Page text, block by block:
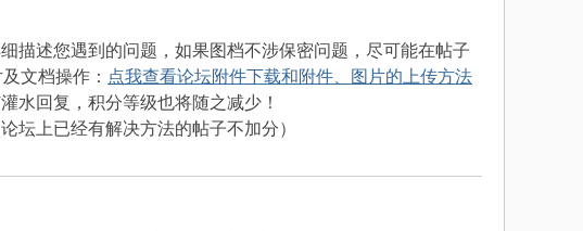
细描述您遇到的问题，如果图档不涉保密问题，尽可能在帖子
文档操作： 点我查看论坛附件下载和附件、图片的上传方法
水回复，积分等级也将随之减少！
坛上已经有解决方法的帖子不加分）